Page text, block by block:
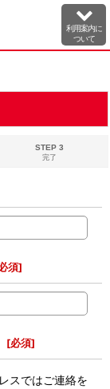
利用案内に
ついて
STEP 3
完了
須]
[必須]
スではご連絡を